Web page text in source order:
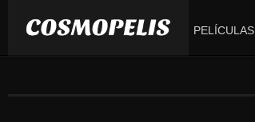
PELÍCULAS